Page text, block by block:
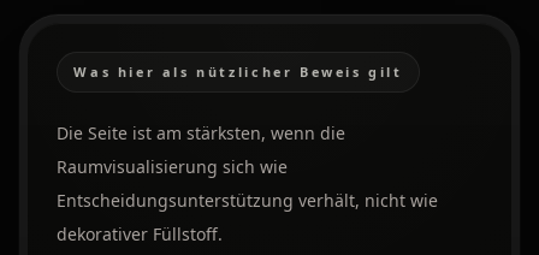
Was hier als nützlicher Beweis gilt
Die Seite ist am stärksten, wenn die
Raumvisualisierung sich wie
Entscheidungsunterstützung verhält, nicht wie
dekorativer Füllstoff.